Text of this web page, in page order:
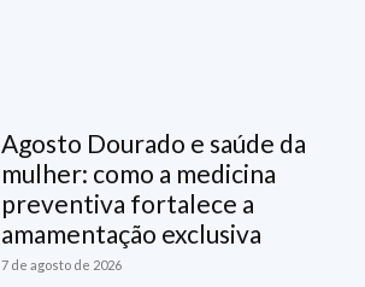
Agosto Dourado e saúde da
mulher: como a medicina
preventiva fortalece a
amamentação exclusiva
7 de agosto de 2026